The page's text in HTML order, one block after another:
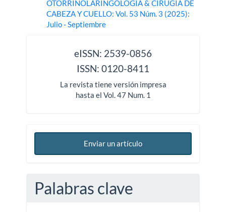
OTORRINOLARINGOLOGÍA & CIRUGÍA DE
CABEZA Y CUELLO: Vol. 53 Núm. 3 (2025):
Julio - Septiembre
eISSN: 2539-0856
ISSN: 0120-8411
La revista tiene versión impresa
hasta el Vol. 47 Num. 1
Enviar un artículo
Palabras clave